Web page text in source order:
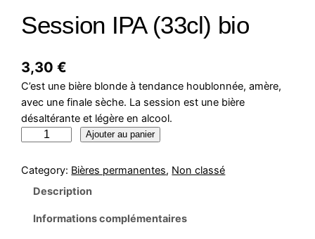
Session IPA (33cl) bio
3,30€
C’est une bière blonde à tendance houblonnée, amère,
avec une finale sèche. La session est une bière
désaltérante et légère en alcool.
Ajouter au panier
Category: Bières permanentes, Non classé
Description
Informations complémentaires